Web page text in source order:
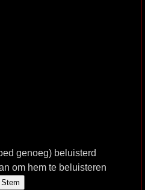
genoeg) beluisterd
om hem te beluisteren